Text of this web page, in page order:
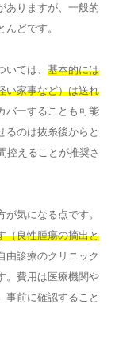
ありますが、一般的
どです。
ては、 基本的には
い家事など）は送れ
バーすることも可能
るのは抜糸後からと
控えることが推奨さ
気になる点です。
（良性腫瘍の摘出と
由診療のクリニック
。費用は医療機関や
事前に確認すること